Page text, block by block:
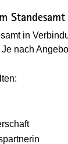
Standesamt
in
nach